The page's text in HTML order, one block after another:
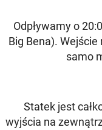
Odpływamy o
Big Bena).
samo
Statek jest
wyjścia na